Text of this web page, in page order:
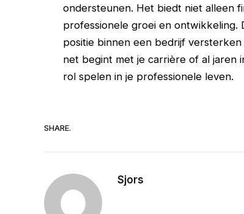
ondersteunen. Het biedt niet alleen
professionele groei en ontwikkeling.
positie binnen een bedrijf
net begint met je carrière of al jaren
rol spelen in je professionele leven.
SHARE.
Sjors